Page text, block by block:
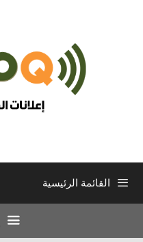
القائمة الرئيسية